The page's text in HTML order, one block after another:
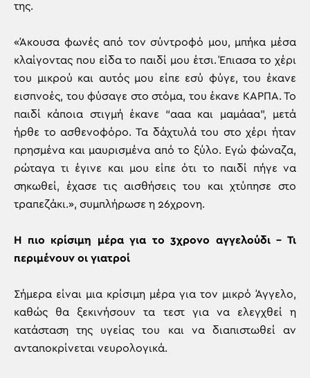
της.
«Άκουσα φωνές από τον σύντροφό μου, μπήκα μέσα
κλαίγοντας που είδα το παιδί μου έτσι. Έπιασα το χέρι
του μικρού και αυτός μου είπε εσύ φύγε, του έκανε
εισπνοές, του φύσαγε στο στόμα, του έκανε ΚΑΡΠΑ. Το
παιδί κάποια στιγμή έκανε “ααα και μαμάαα”, μετά
ήρθε το ασθενοφόρο. Τα δάχτυλά του στο χέρι ήταν
πρησμένα και μαυρισμένα από το ξύλο. Εγώ φώναζα,
ρώταγα τι έγινε και μου είπε ότι το παιδί πήγε να
σηκωθεί, έχασε τις αισθήσεις του και χτύπησε στο
τραπεζάκι.», συμπλήρωσε η 26χρονη.
Η πιο κρίσιμη μέρα για το 3χρονο αγγελούδι – Τι
περιμένουν οι γιατροί
Σήμερα είναι μια κρίσιμη μέρα για τον μικρό Άγγελο,
καθώς θα ξεκινήσουν τα τεστ για να ελεγχθεί η
κατάσταση της υγείας του και να διαπιστωθεί αν
ανταποκρίνεται νευρολογικά.